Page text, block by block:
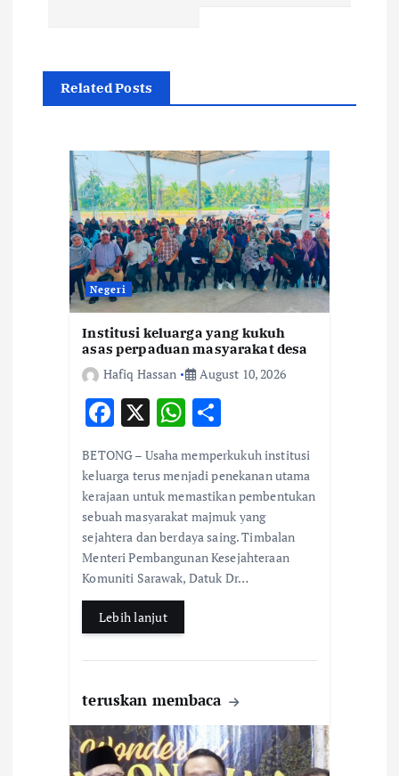
Related Posts
Negeri
Institusi keluarga yang kukuh
asas perpaduan masyarakat desa
Hafiq Hassan
August 10, 2026
F
ac
e
b
o
o
k
X W
at
s
A
p
p
h
ar
e
BETONG – Usaha memperkukuh institusi
keluarga terus menjadi penekanan utama
kerajaan untuk memastikan pembentukan
sebuah masyarakat majmuk yang
sejahtera dan berdaya saing. Timbalan
Menteri Pembangunan Kesejahteraan
Komuniti Sarawak, Datuk Dr…
Lebih lanjut
teruskan membaca